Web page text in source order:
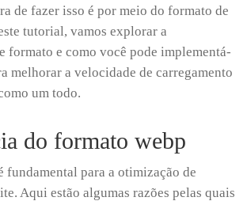
de fazer isso é por meio do formato de
tutorial, vamos explorar a
formato e como você pode implementá-
melhorar a velocidade de carregamento
um todo.
do formato webp
fundamental para a otimização de
Aqui estão algumas razões pelas quais